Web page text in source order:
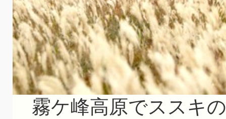
霧ケ峰高原でススキ